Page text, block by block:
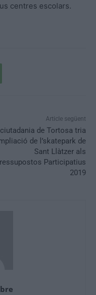
centres escolars.
Article següent
de Tortosa tria
de l’skatepark de
Sant Llàtzer als
Participatius
2019